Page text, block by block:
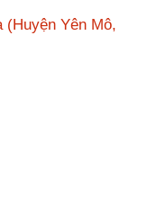
(Huyện Yên Mô,